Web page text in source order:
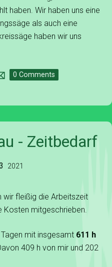
haben. Wir haben uns eine
als auch eine
haben wir uns
0 Comments
- Zeitbedarf
2021
wir fleißig die Arbeitszeit
Kosten mitgeschrieben.
mit insgesamt 611 h
409 h von mir und 202